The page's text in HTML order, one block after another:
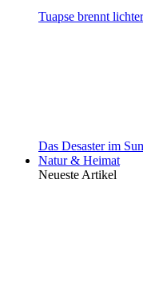
Tuapse brennt
Das Desaster im
Natur & Heimat
Neueste Artikel